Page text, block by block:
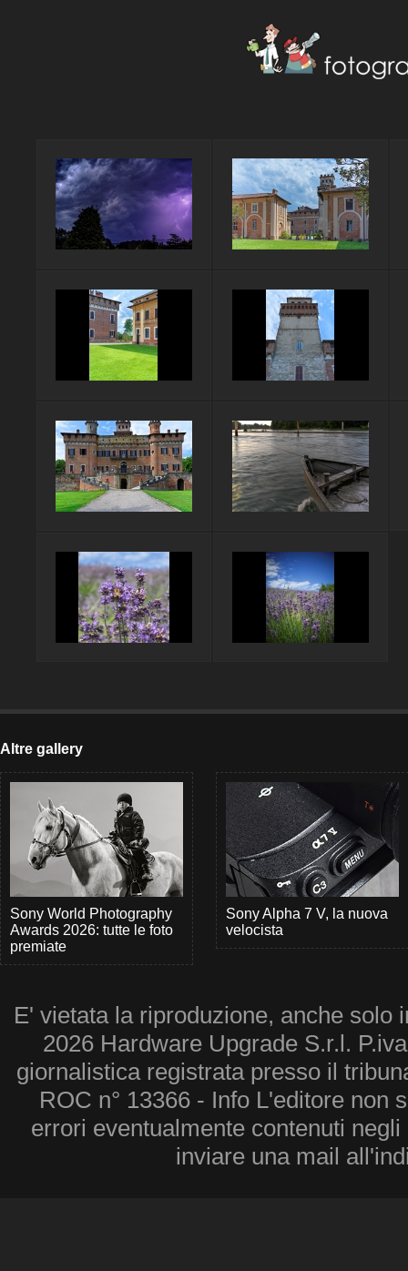
Altre gallery
Sony World Photography
Awards 2026: tutte le foto
premiate
Sony Alpha 7 V, la nuova
velocista
E' vietata la riproduzione, anche solo
2026 Hardware Upgrade S.r.l.
giornalistica registrata presso il
ROC n° 13366 - Info L'editore non
errori eventualmente contenuti
inviare una mail